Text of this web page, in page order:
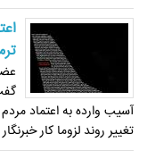
آسیب وارده به اعتماد
تغییر روند لزوما کار